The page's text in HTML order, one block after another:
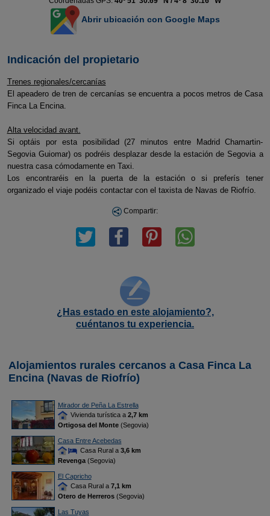
Abrir ubicación con Google Maps
Indicación del propietario
Trenes regionales/cercanías
El apeadero de tren de cercanías se encuentra a pocos metros de Casa
Finca La Encina.
Alta velocidad avant.
Si optáis por esta posibilidad (27 minutos entre Madrid Chamartin-
Segovia Guiomar) os podréis desplazar desde la estación de Segovia a
nuestra casa cómodamente en Taxi.
Los encontraréis en la puerta de la estación o si preferís tener
organizado el viaje podéis contactar con el taxista de Navas de Riofrío.
Compartir:
¿Has estado en este alojamiento?,
cuéntanos tu experiencia.
Alojamientos rurales cercanos a Casa Finca La
Encina (Navas de Riofrío)
Mirador de Peña La Estrella
Vivienda turística a 2,7 km
Ortigosa del Monte(Segovia)
Casa Entre Acebedas
Casa Rural a 3,6 km
Revenga(Segovia)
El Capricho
Casa Rural a 7,1 km
Otero de Herreros(Segovia)
Las Tuyas